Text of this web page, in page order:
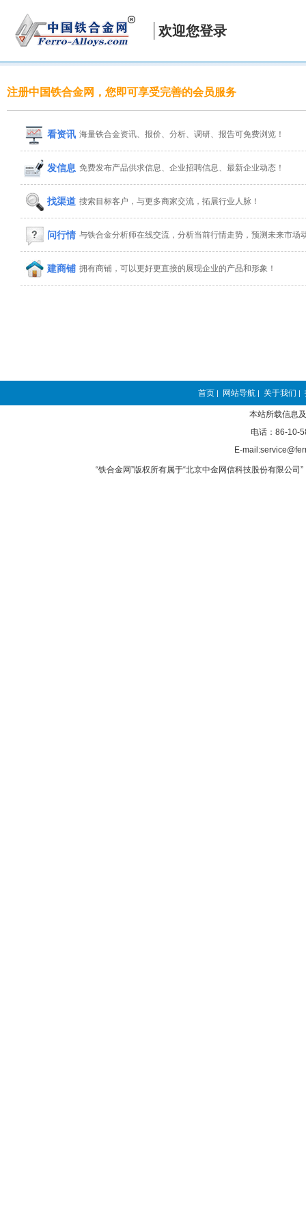
欢迎您登录
注册中国铁合金网，您即可享受完善的会员服务
看资讯 海量铁合金资讯、报价、分析、调研、报告可免费浏览！
发信息 免费发布产品供求信息、企业招聘信息、最新企业动态！
找渠道 搜索目标客户，与更多商家交流，拓展行业人脉！
问行情 与铁合金分析师在线交流，分析当前行情走势，预测未来市场
建商铺 拥有商铺，可以更好更直接的展现企业的产品和形象！
首页 | 网站导航 | 关于我们 |
本站所载信息
电话：86-10-
E-
“铁合金网”版权所有属于“北京中金网信科技股份有限公司